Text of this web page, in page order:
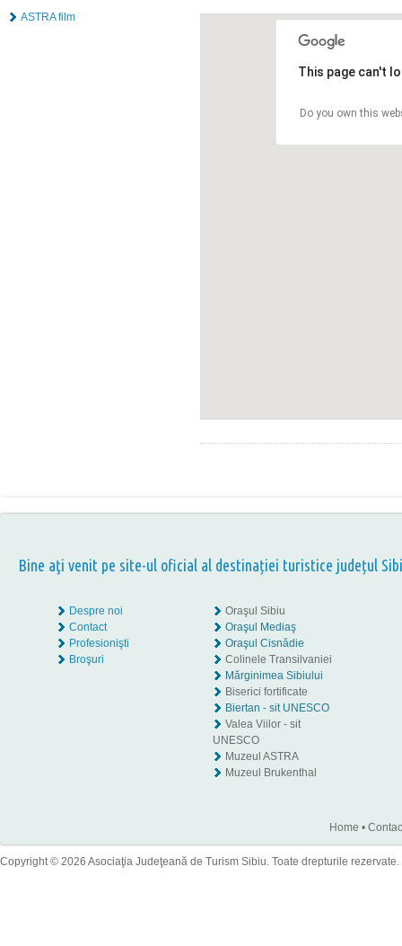
ASTRA film
This page can't
Do you own this
Bine aţi venit pe site-ul oficial al destinației turistice județul
Despre noi
Contact
Profesionişti
Broşuri
Oraşul Sibiu
Oraşul Mediaş
Oraşul Cisnădie
Colinele Transilvaniei
Mărginimea Sibiului
Biserici fortificate
Biertan - sit UNESCO
Valea Viilor - sit
UNESCO
Muzeul ASTRA
Muzeul Brukenthal
Home •
Copyright © 2026 Asociaţia Judeţeană de Turism Sibiu. Toate drepturile rezervate.